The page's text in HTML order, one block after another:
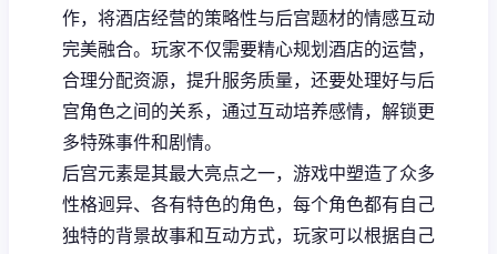
作，将酒店经营的策略性与后宫题材的情感互动
完美融合。玩家不仅需要精心规划酒店的运营，
合理分配资源，提升服务质量，还要处理好与后
宫角色之间的关系，通过互动培养感情，解锁更
多特殊事件和剧情。
后宫元素是其最大亮点之一，游戏中塑造了众多
性格迥异、各有特色的角色，每个角色都有自己
独特的背景故事和互动方式，玩家可以根据自己